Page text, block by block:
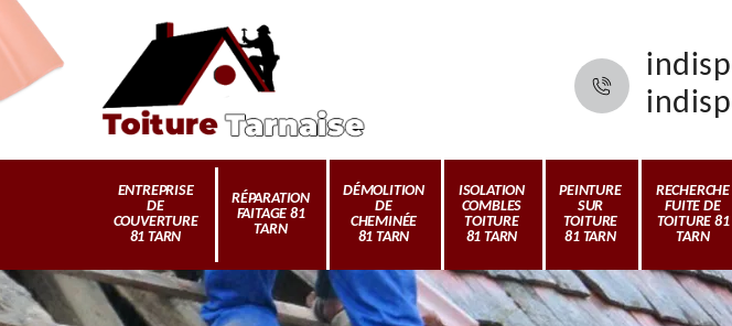
ENTREPRISE
DE
COUVERTURE
81 TARN
RÉPARATION
FAITAGE 81
TARN
DÉMOLITION
DE
CHEMINÉE
81 TARN
ISOLATION
COMBLES
TOITURE
81 TARN
PEINTURE
SUR
TOITURE
81 TARN
RECHERCHE
FUITE DE
TOITURE 81
TARN